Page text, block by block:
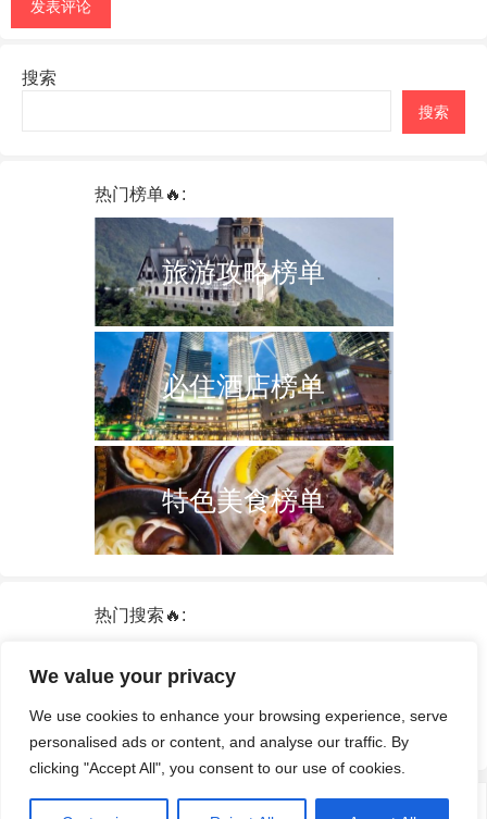
We value your privacy
We use cookies to enhance your browsing experience, serve
personalised ads or content, and analyse our traffic. By
clicking "Accept All", you consent to our use of cookies.
搜索
搜索
热门榜单🔥:
旅游攻略榜单
必住酒店榜单
特色美食榜单
热门搜索🔥:
泰国
中国 火车票
签证
酒店